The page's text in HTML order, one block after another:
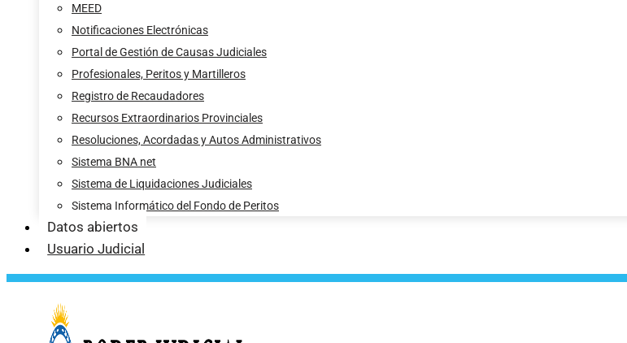
MEED
Notificaciones Electrónicas
Portal de Gestión de Causas Judiciales
Profesionales, Peritos y Martilleros
Registro de Recaudadores
Recursos Extraordinarios Provinciales
Resoluciones, Acordadas y Autos Administrativos
Sistema BNA net
Sistema de Liquidaciones Judiciales
Sistema Informático del Fondo de Peritos
Datos abiertos
Usuario Judicial